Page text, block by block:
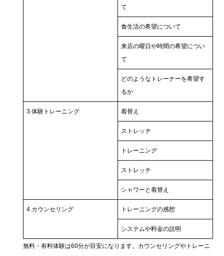
て
食生活の希望について
来店の曜日や時間の希望につい
て
どのようなトレーナーを希望す
るか
3.体験トレーニング 着替え
ストレッチ
トレーニング
ストレッチ
シャワーと着替え
4.カウンセリング トレーニングの感想
システムや料金の説明
無料・有料体験は60分が目安になります。カウンセリングやトレーニ